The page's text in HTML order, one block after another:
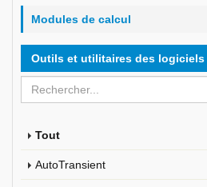
Modules de calcul
Outils et utilitaires des logiciels
Tout
AutoTransient